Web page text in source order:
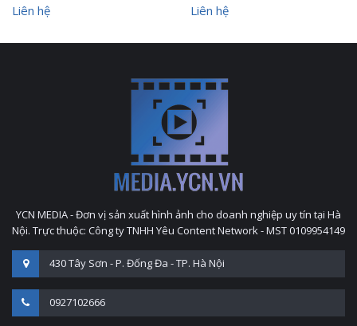
Liên hệ Liên hệ
YCN MEDIA - Đơn vị sản xuất hình ảnh cho doanh nghiệp uy tín tại Hà
Nội. Trực thuộc: Công ty TNHH Yêu Content Network - MST 0109954149
430 Tây Sơn - P. Đống Đa - TP. Hà Nội
0927102666